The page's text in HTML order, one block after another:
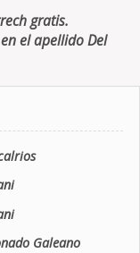
gratis.
el apellido Del
Galeano